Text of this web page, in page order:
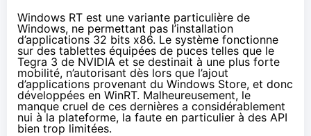
Windows RT est une variante particulière de
Windows, ne permettant pas l’installation
d’applications 32 bits x86. Le système fonctionne
sur des tablettes équipées de puces telles que le
Tegra 3 de NVIDIA et se destinait à une plus forte
mobilité, n’autorisant dès lors que l’ajout
d’applications provenant du Windows Store, et donc
développées en WinRT. Malheureusement, le
manque cruel de ces dernières a considérablement
nui à la plateforme, la faute en particulier à des API
bien trop limitées.